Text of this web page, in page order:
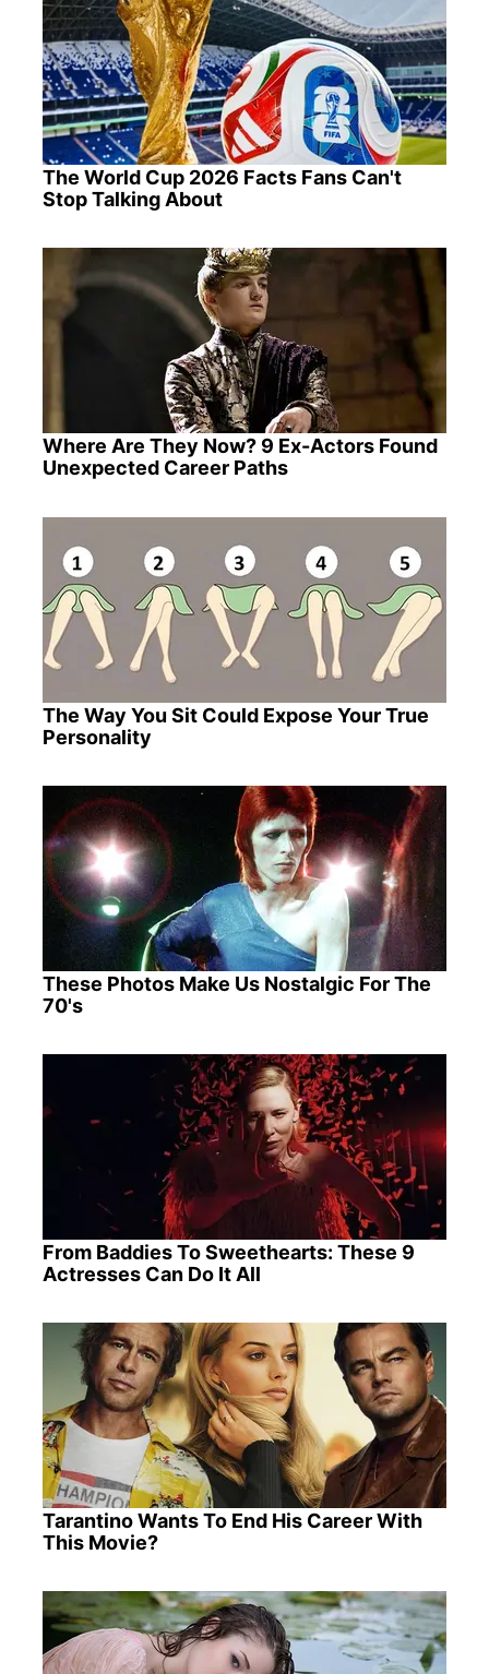
The World Cup 2026 Facts Fans Can't
Stop Talking About
Where Are They Now? 9 Ex-Actors Found
Unexpected Career Paths
The Way You Sit Could Expose Your True
Personality
These Photos Make Us Nostalgic For The
70's
From Baddies To Sweethearts: These 9
Actresses Can Do It All
Tarantino Wants To End His Career With
This Movie?